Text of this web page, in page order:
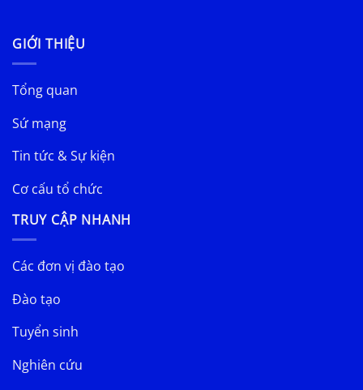
GIỚI THIỆU
Tổng quan
Sứ mạng
Tin tức & Sự kiện
Cơ cấu tổ chức
TRUY CẬP NHANH
Các đơn vị đào tạo
Đào tạo
Tuyển sinh
Nghiên cứu